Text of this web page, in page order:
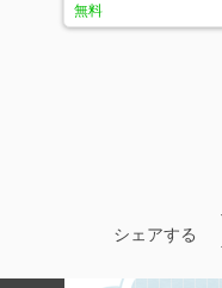
無料
シェアする